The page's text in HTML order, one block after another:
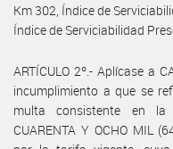
Km 302, Índice de
Índice de Serviciabilidad
ARTÍCULO 2º.- Aplícase a
incumplimiento a que se
multa consistente en la
CUARENTA Y OCHO MIL